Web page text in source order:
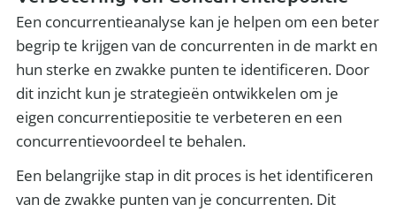
Een concurrentieanalyse kan je helpen om een beter
begrip te krijgen van de concurrenten in de markt en
hun sterke en zwakke punten te identificeren. Door
dit inzicht kun je strategieën ontwikkelen om je
eigen concurrentiepositie te verbeteren en een
concurrentievoordeel te behalen.
Een belangrijke stap in dit proces is het identificeren
van de zwakke punten van je concurrenten. Dit